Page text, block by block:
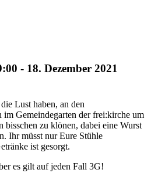
- 18. Dezember 2021
Lust haben, an den
im Gemeindegarten der frei:kirche um
bisschen zu klönen, dabei eine Wurst
Ihr müsst nur Eure Stühle
ist gesorgt.
es gilt auf jeden Fall 3G!